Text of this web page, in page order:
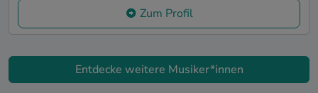
Zum Profil
Entdecke weitere Musiker*innen